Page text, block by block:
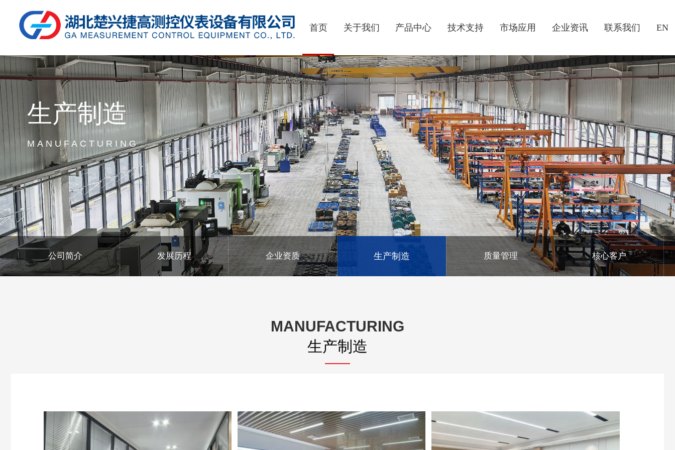
首页 关于我们 产品中心 技术支持 市场应用 企业资讯 联系我们 EN
生产制造
MANUFACTURING
公司简介 发展历程 企业资质 生产制造 质量管理 核心客户
MANUFACTURING
生产制造